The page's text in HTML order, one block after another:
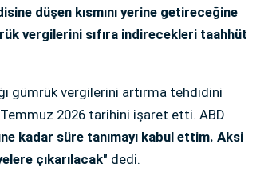
düşen kısmını yerine getireceğine
vergilerini sıfıra indirecekleri taahhüt
gümrük vergilerini artırma tehdidini
Temmuz 2026 tarihini işaret etti. ABD
kadar süre tanımayı kabul ettim. Aksi
çıkarılacak" dedi.